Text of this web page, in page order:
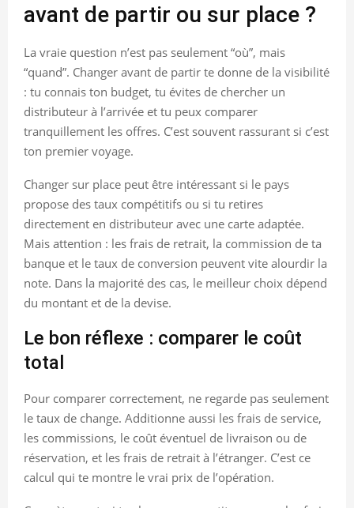
avant de partir ou sur place ?
La vraie question n’est pas seulement “où”, mais
“quand”. Changer avant de partir te donne de la visibilité
: tu connais ton budget, tu évites de chercher un
distributeur à l’arrivée et tu peux comparer
tranquillement les offres. C’est souvent rassurant si c’est
ton premier voyage.
Changer sur place peut être intéressant si le pays
propose des taux compétitifs ou si tu retires
directement en distributeur avec une carte adaptée.
Mais attention : les frais de retrait, la commission de ta
banque et le taux de conversion peuvent vite alourdir la
note. Dans la majorité des cas, le meilleur choix dépend
du montant et de la devise.
Le bon réflexe : comparer le coût
total
Pour comparer correctement, ne regarde pas seulement
le taux de change. Additionne aussi les frais de service,
les commissions, le coût éventuel de livraison ou de
réservation, et les frais de retrait à l’étranger. C’est ce
calcul qui te montre le vrai prix de l’opération.